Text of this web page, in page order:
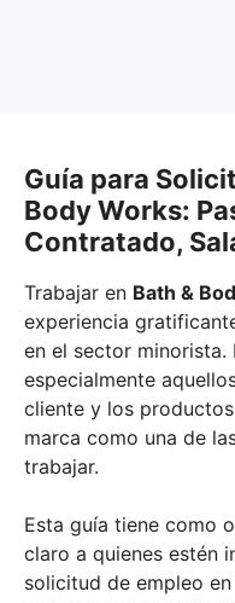
Guía para
Body Works:
Contratado,
Trabajar en Bath &
experiencia
en el sector minorista.
especialmente
cliente y los
marca como una de
trabajar.
Esta guía tiene como
claro a quienes estén
solicitud de empleo